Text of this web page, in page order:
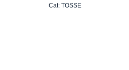
Cat:TOSSE